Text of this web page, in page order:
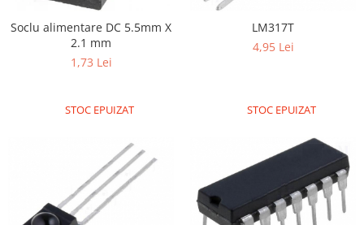
Creion 3D 3Doodler
Imprimante 3D
Componente
Componente E3D
Soclu alimentare DC 5.5mm X
2.1 mm
1,73 Lei
STOC EPUIZAT
LM317T
4,95 Lei
STOC EPUIZAT